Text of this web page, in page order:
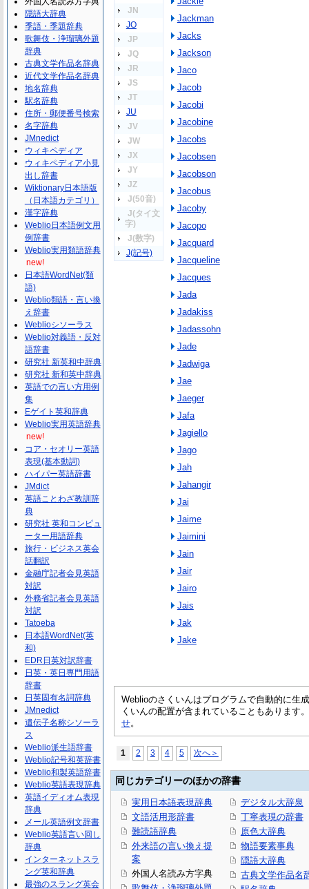
JN
JO
JP
JQ
JR
JS
JT
JU
JV
JW
JX
JY
JZ
J(50音)
J(タイ文
字)
J(数字)
J(記号)
Jackman
Jacks
Jackson
Jaco
Jacob
Jacobi
Jacobine
Jacobs
Jacobsen
Jacobson
Jacobus
Jacoby
Jacopo
Jacquard
Jacqueline
Jacques
Jada
Jadakiss
Jadassohn
Jade
Jadwiga
Jae
Jaeger
Jafa
Jagiello
Jago
Jah
Jahangir
Jai
Jaime
Jaimini
Jain
Jair
Jairo
Jais
Jak
Jake
Weblioのさくいんはプログラムで自動的に生
くいんの配置が含まれていることもあります
せ。
1 2 3 4 5 次へ＞
同じカテゴリーのほかの辞書
実用日本語表現辞典
文語活用形辞書
難読語辞典
外来語の言い換え提
案
外国人名読み方字典
デジタル大辞泉
丁寧表現の辞書
原色大辞典
物語要素事典
隠語大辞典
古典文学作品名
隠語大辞典
季語・季題辞典
歌舞伎・浄瑠璃外題
辞典
古典文学作品名辞典
近代文学作品名辞典
地名辞典
駅名辞典
住所・郵便番号検索
名字辞典
JMnedict
ウィキペディア
ウィキペディア小見
出し辞書
Wiktionary日本語版
（日本語カテゴリ）
漢字辞典
Weblio日本語例文用
例辞書
Weblio実用類語辞典
new!
日本語WordNet(類
語)
Weblio類語・言い換
え辞書
Weblioシソーラス
Weblio対義語・反対
語辞書
研究社 新英和中辞典
研究社 新和英中辞典
英語での言い方用例
集
Eゲイト英和辞典
Weblio実用英語辞典
new!
コア・セオリー英語
表現(基本動詞)
ハイパー英語辞書
JMdict
英語ことわざ教訓辞
典
研究社 英和コンピュ
ーター用語辞典
旅行・ビジネス英会
話翻訳
金融庁記者会見英語
対訳
外務省記者会見英語
対訳
Tatoeba
日本語WordNet(英
和)
EDR日英対訳辞書
日英・英日専門用語
辞書
日英固有名詞辞典
JMnedict
遺伝子名称シソーラ
ス
Weblio派生語辞書
Weblio記号和英辞書
Weblio和製英語辞書
Weblio英語表現辞典
英語イディオム表現
辞典
メール英語例文辞書
Weblio英語言い回し
辞典
インターネットスラ
ング英和辞典
最強のスラング英会